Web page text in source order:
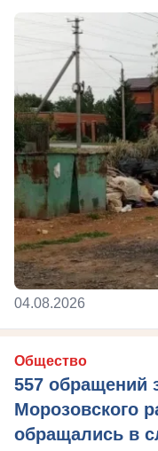
04.08.2026
Общество
557 обращений
Морозовского
обращались в